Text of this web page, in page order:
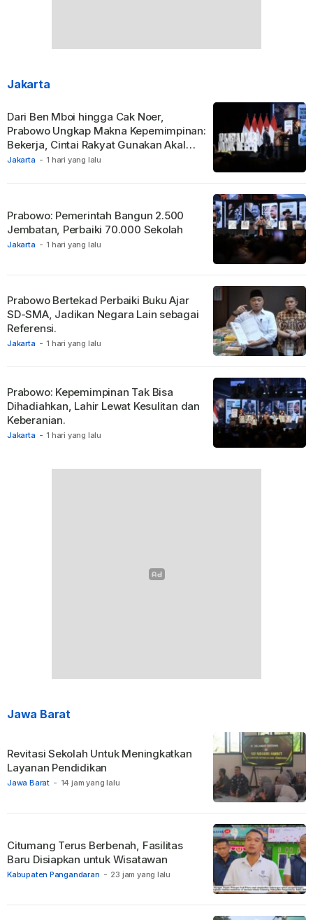
Jakarta
Jakarta - 1 hari yang lalu
Dari Ben Mboi hingga Cak Noer,
Prabowo Ungkap Makna Kepemimpinan:
Bekerja, Cintai Rakyat Gunakan Akal
Sehat.
Jakarta - 1 hari yang lalu
Prabowo: Pemerintah Bangun 2.500
Jembatan, Perbaiki 70.000 Sekolah
Jakarta - 1 hari yang lalu
Prabowo Bertekad Perbaiki Buku Ajar
SD-SMA, Jadikan Negara Lain sebagai
Referensi.
Jakarta - 1 hari yang lalu
Prabowo: Kepemimpinan Tak Bisa
Dihadiahkan, Lahir Lewat Kesulitan dan
Keberanian.
Jawa Barat
Jawa Barat - 14 jam yang lalu
Revitasi Sekolah Untuk Meningkatkan
Layanan Pendidikan
Kabupaten Pangandaran - 23 jam yang lalu
Citumang Terus Berbenah, Fasilitas
Baru Disiapkan untuk Wisatawan